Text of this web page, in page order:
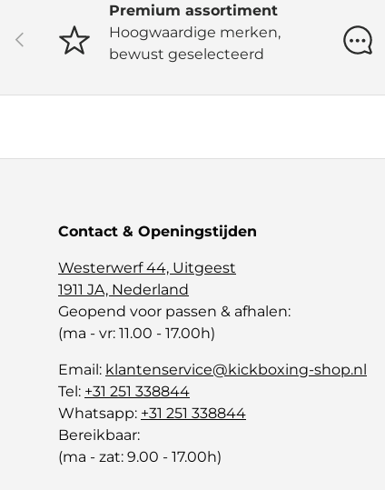
Vorige
Premium assortiment
Hoogwaardige merken,
bewust geselecteerd
Contact & Openingstijden
Westerwerf 44, Uitgeest
1911 JA, Nederland
Geopend voor passen & afhalen:
(ma - vr: 11.00 - 17.00h)
Email: klantenservice@kickboxing-shop.nl
Tel: +31 251 338844
Whatsapp: +31 251 338844
Bereikbaar:
(ma - zat: 9.00 - 17.00h)